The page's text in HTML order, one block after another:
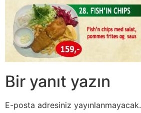
Bir yanıt yazın
E-posta adresiniz yayınlanmayacak.